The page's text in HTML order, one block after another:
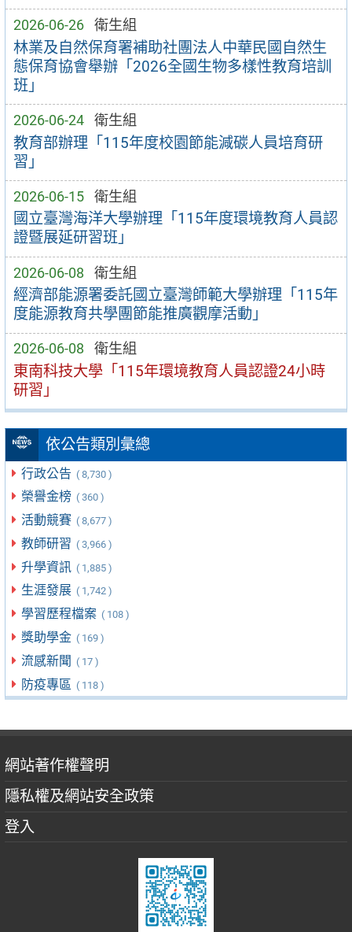
2026-06-26 衛生組
林業及自然保育署補助社團法人中華民國自然生
態保育協會舉辦「2026全國生物多樣性教育培訓
班」
2026-06-24 衛生組
教育部辦理「115年度校園節能減碳人員培育研
習」
2026-06-15 衛生組
國立臺灣海洋大學辦理「115年度環境教育人員認
證暨展延研習班」
2026-06-08 衛生組
經濟部能源署委託國立臺灣師範大學辦理「115年
度能源教育共學團節能推廣觀摩活動」
2026-06-08 衛生組
東南科技大學「115年環境教育人員認證24小時
研習」
依公告類別彙總
行政公告 ( 8,730 )
榮譽金榜 ( 360 )
活動競賽 ( 8,677 )
教師研習 ( 3,966 )
升學資訊 ( 1,885 )
生涯發展 ( 1,742 )
學習歷程檔案 ( 108 )
獎助學金 ( 169 )
流感新聞 ( 17 )
防疫專區 ( 118 )
網站著作權聲明
隱私權及網站安全政策
登入